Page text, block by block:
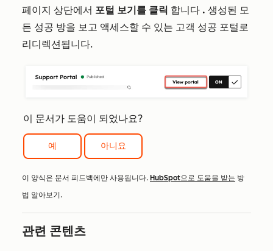
페이지 상단에서 포털 보기를 클릭 합니다 . 생성된 모
든 성공 방을 보고 액세스할 수 있는 고객 성공 포털로
리디렉션됩니다.
이 문서가 도움이 되었나요?
예 아니요
이 양식은 문서 피드백에만 사용됩니다. HubSpot으로 도움을 받는 방
법 알아보기.
관련 콘텐츠